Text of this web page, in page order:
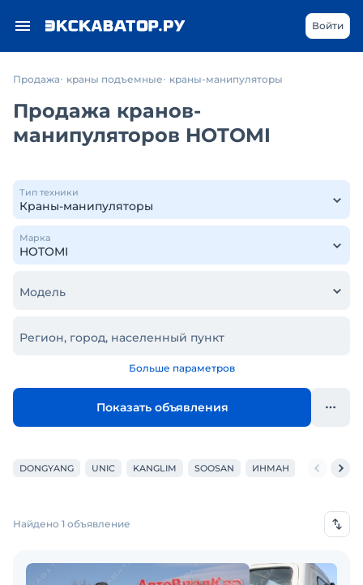
Войти
Продажа краны подъемные краны-манипуляторы
Продажа кранов-
манипуляторов HOTOMI
Тип техники
Марка
Модель
Регион, город, населенный пункт
Больше параметров
Показать объявления
DONGYANG UNIC KANGLIM SOOSAN ИНМАН TADANO
Найдено 1 объявление